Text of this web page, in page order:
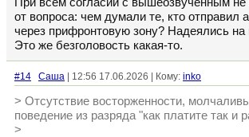
от вопроса: чем думали те, кто отправил
через прифронтовую зону? Надеялись на
Это же безголовость какая-то.
#14 Cаша | 12:56 17.06.2026 | Кому: inko
> Отсутствие восторженности,
поведение из разряда "как платите так и
>